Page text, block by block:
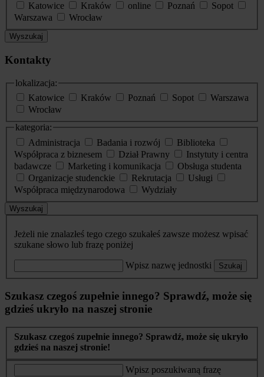
Katowice
Kraków online Poznań
Sopot
Warszawa
Wrocław
Wyszukaj
Kontakty
lokalizacja:
Katowice
Kraków Poznań Sopot
Warszawa
Wrocław
kategoria:
Administracja
Badania i rozwój
Biblioteka
Współpraca z biznesem
Dział Prawny
Instytuty i centra
badawcze
Marketing i komunikacja
Obsługa studenta
Organizacje studenckie
Rekrutacja
Usługi
Współpraca międzynarodowa
Wydziały
Wyszukaj
Jeżeli nie znalazłeś tego czego szukałeś zawsze możesz wpisać
szukane słowo lub frazę poniżej
Wpisz nazwę jednostki Szukaj
Szukasz czegoś zupełnie innego? Sprawdź, może się
gdzieś ukryło na naszej stronie
Szukasz czegoś zupełnie innego? Sprawdź, może się ukryło
gdzieś na naszej stronie!
Wpisz poszukiwaną frazę